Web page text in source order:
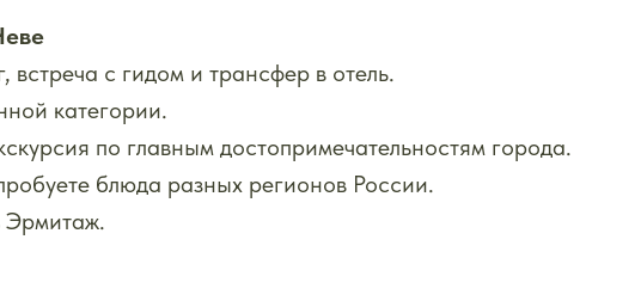
с гидом и трансфер в отель.
категории.
по главным достопримечательностям города.
блюда разных регионов России.
Эрмитаж.